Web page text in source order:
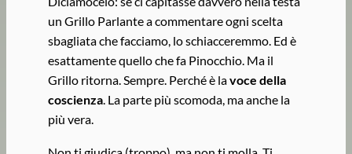
un Grillo Parlante a commentare ogni scelta
sbagliata che facciamo, lo schiacceremmo. Ed è
esattamente quello che fa Pinocchio. Ma il
Grillo ritorna. Sempre. Perché è lavoce della
coscienza. La parte più scomoda, ma anche la
più vera.